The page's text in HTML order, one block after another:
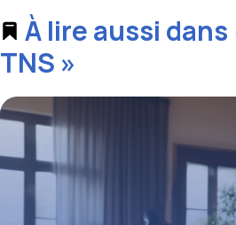
À lire aussi
TNS »